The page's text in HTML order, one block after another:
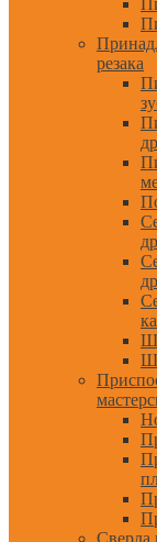
резака
Сверла